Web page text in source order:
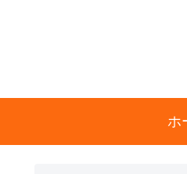
ホ